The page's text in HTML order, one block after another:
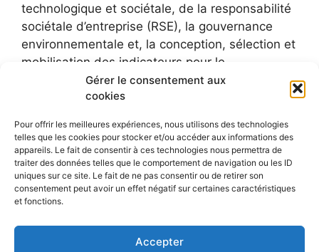
Gérer le consentement aux
cookies
Pour offrir les meilleures expériences, nous utilisons des technologies
telles que les cookies pour stocker et/ou accéder aux informations des
appareils. Le fait de consentir à ces technologies nous permettra de
traiter des données telles que le comportement de navigation ou les ID
uniques sur ce site. Le fait de ne pas consentir ou de retirer son
consentement peut avoir un effet négatif sur certaines caractéristiques
et fonctions.
Accepter
technologique et sociétale, de la responsabilité
sociétale d’entreprise (RSE), la gouvernance
environnementale et, la conception, sélection et
mobilisation des indicateurs pour le
développement durable.